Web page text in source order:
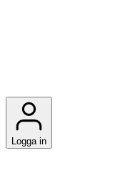
Logga in